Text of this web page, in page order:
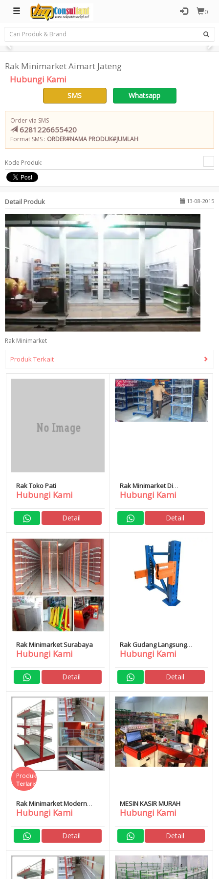
0
Rak Minimarket Aimart Jateng
Hubungi Kami
SMS Whatsapp
Order via SMS
6281226655420
Format SMS : ORDER#NAMA PRODUK#JUMLAH
Kode Produk:
Detail Produk 13-08-2015
Rak Minimarket
Produk Terkait
Rak Toko Pati
Hubungi Kami
Detail
Rak Minimarket Di
Semarang
Hubungi Kami
Detail
Rak Minimarket Surabaya
Hubungi Kami
Detail
Rak Gudang Langsung
Pabrik
Hubungi Kami
Detail
Rak Minimarket Modern
Langsung Pabrik
Produk
Terlaris
Hubungi Kami
Detail
MESIN KASIR MURAH
Hubungi Kami
Detail